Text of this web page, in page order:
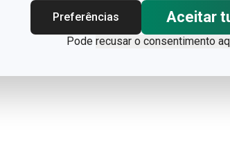
Preferências
Aceitar
Pode recusar o consentimento